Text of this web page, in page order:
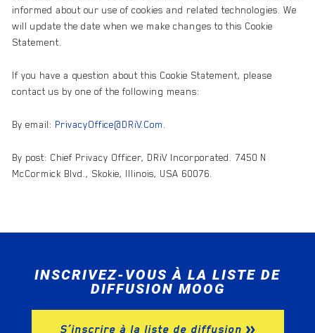
informed about our use of cookies and related technologies. We
will update the date when we make changes to this Cookie
Statement.
If you have a question about this Cookie Statement, please
contact us by one of the following means:
By email: PrivacyOffice@DRiV.Com
By post: Chief Privacy Officer, DRiV Incorporated. 7450 N
McCormick Blvd., Skokie, Illinois, USA 60076.
INSCRIVEZ-VOUS À LA LISTE DE
DIFFUSION MOOG
S’inscrire à la liste de diffusion